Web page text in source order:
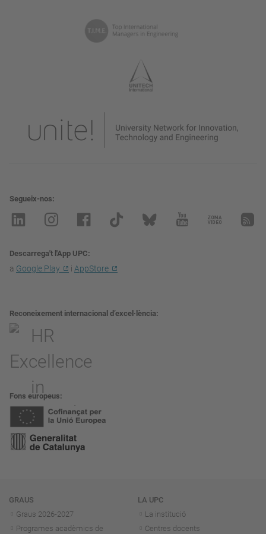
Segueix-nos
Descarrega't l'App UPC
a Google Play i AppStore
Reconeixement internacional d’excel·lència
Fons europeus
Navegació
GRAUS
Graus 2026-2027
Programes acadèmics de
LA UPC
La institució
Centres docents